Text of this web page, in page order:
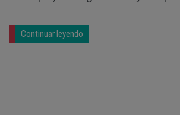
Continuar leyendo